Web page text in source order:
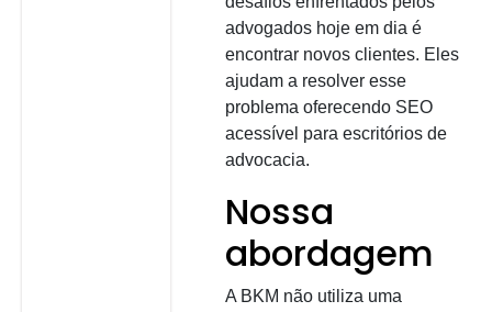
advogados hoje em dia é
encontrar novos clientes. Eles
ajudam a resolver esse
problema oferecendo SEO
acessível para escritórios de
advocacia.
Nossa
abordagem
A BKM não utiliza uma